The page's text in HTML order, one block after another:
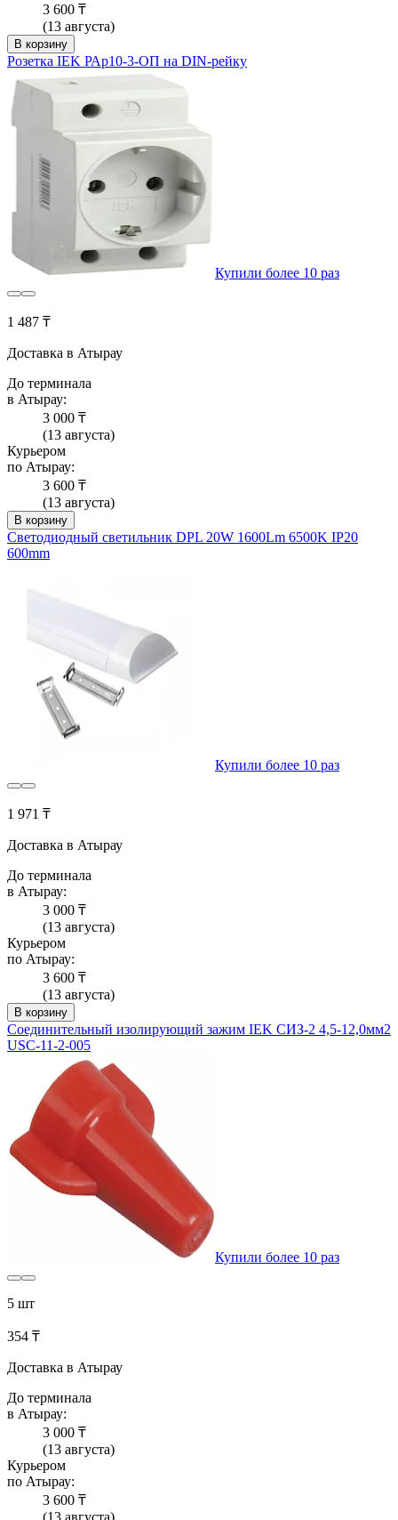
3 600 ₸
(13 августа)
В корзину
Розетка IEK РАр10-3-ОП на DIN-рейку
Купили более 10 раз
1 487 ₸
Доставка в Атырау
До терминала
в Атырау:
3 000 ₸
(13 августа)
Курьером
по Атырау:
3 600 ₸
(13 августа)
В корзину
Светодиодный светильник DPL 20W 1600Lm 6500K IP20
600mm
Купили более 10 раз
1 971 ₸
Доставка в Атырау
До терминала
в Атырау:
3 000 ₸
(13 августа)
Курьером
по Атырау:
3 600 ₸
(13 августа)
В корзину
Соединительный изолирующий зажим IEK СИЗ-2 4,5-12,0мм2
USC-11-2-005
Купили более 10 раз
5 шт
354 ₸
Доставка в Атырау
До терминала
в Атырау:
3 000 ₸
(13 августа)
Курьером
по Атырау:
3 600 ₸